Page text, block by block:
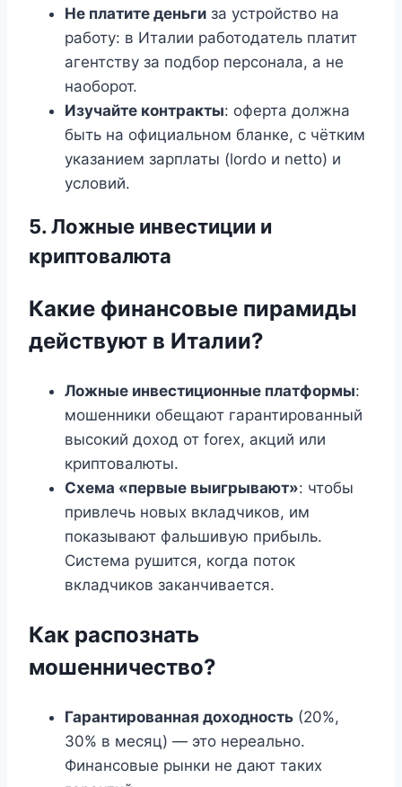
Не платите деньги за устройство на
работу: в Италии работодатель платит
агентству за подбор персонала, а не
наоборот.
Изучайте контракты: оферта должна
быть на официальном бланке, с чётким
указанием зарплаты (lordo и netto) и
условий.
5. Ложные инвестиции и
криптовалюта
Какие финансовые пирамиды
действуют в Италии?
Ложные инвестиционные платформы:
мошенники обещают гарантированный
высокий доход от forex, акций или
криптовалюты.
Схема «первые выигрывают»: чтобы
привлечь новых вкладчиков, им
показывают фальшивую прибыль.
Система рушится, когда поток
вкладчиков заканчивается.
Как распознать
мошенничество?
Гарантированная доходность (20%,
30% в месяц) — это нереально.
Финансовые рынки не дают таких